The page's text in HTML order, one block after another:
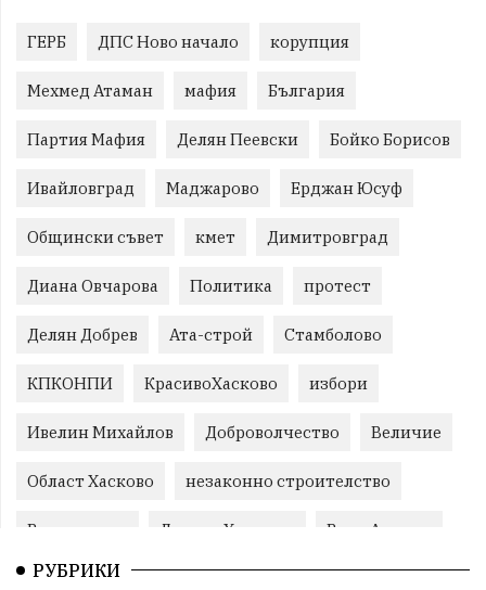
ГЕРБ ДПС Ново начало корупция
Мехмед Атаман мафия България
Партия Мафия Делян Пеевски Бойко Борисов
Ивайловград Маджарово Ерджан Юсуф
Общински съвет кмет Димитровград
Диана Овчарова Политика протест
Делян Добрев Ата-строй Стамболово
КПКОНПИ КрасивоХасково избори
Ивелин Михайлов Доброволчество Величие
Област Хасково незаконно строителство
Възраждане Даниел Хаджиев Вила Армира
прокуратура
РУБРИКИ